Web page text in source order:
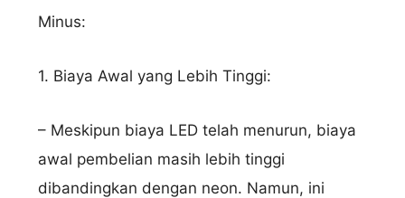
Minus:
1. Biaya Awal yang Lebih Tinggi:
– Meskipun biaya LED telah menurun, biaya
awal pembelian masih lebih tinggi
dibandingkan dengan neon. Namun, ini